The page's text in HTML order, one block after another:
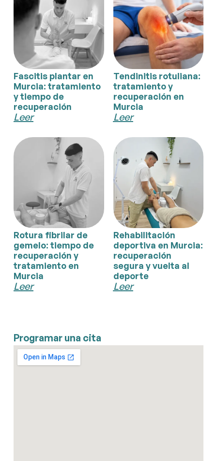
Fascitis plantar en
Murcia: tratamiento
y tiempo de
recuperación
Leer
Tendinitis rotuliana:
tratamiento y
recuperación en
Murcia
Leer
Rotura fibrilar de
gemelo: tiempo de
recuperación y
tratamiento en
Murcia
Leer
Rehabilitación
deportiva en Murcia:
recuperación
segura y vuelta al
deporte
Leer
Programar una cita